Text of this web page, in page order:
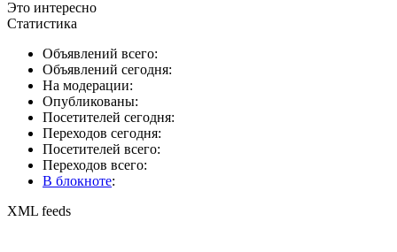
Это интересно
Статистика
Объявлений всего:
Объявлений сегодня:
На модерации:
Опубликованы:
Посетителей сегодня:
Переходов сегодня:
Посетителей всего:
Переходов всего:
В блокноте:
XML feeds